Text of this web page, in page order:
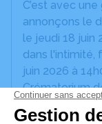
C’est avec
annonçons le
le jeudi 18 juin
dans l'intimité,
juin 2026 à
Crématorium
36000